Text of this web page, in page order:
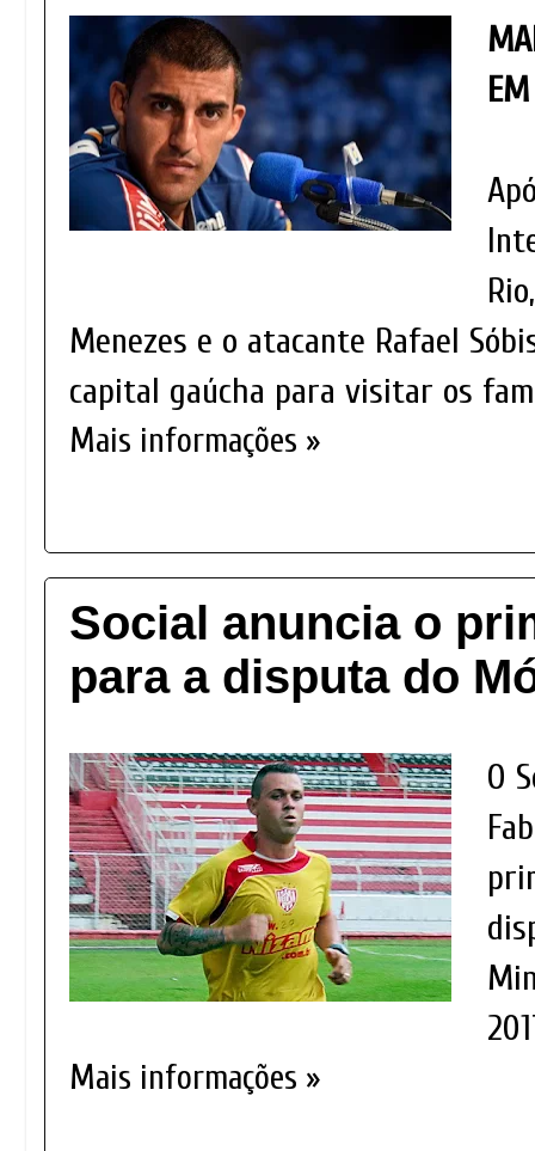
Menezes e o atacante Rafael
capital gaúcha para visitar os
Mais informações »
Social anuncia o
para a disputa do
O
Mais informações »